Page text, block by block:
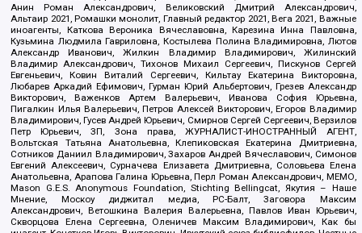
Анин Роман Александрович, Великовский Дмитрий Александрович,
Альтаир 2021, Ромашки монолит, Главный редактор 2021, Вега 2021, Важные
иноагенты, Каткова Вероника Вячеславовна, Карезина Инна Павловна,
Кузьмина Людмила Гавриловна, Костылева Полина Владимировна, Лютов
Александр Иванович, Жилкин Владимир Владимирович, Жилинский
Владимир Александрович, Тихонов Михаил Сергеевич, Пискунов Сергей
Евгеньевич, Ковин Виталий Сергеевич, Кильтау Екатерина Викторовна,
Любарев Аркадий Ефимович, Гурман Юрий Альбертович, Грезев Александр
Викторович, Важенков Артем Валерьевич, Иванова София Юрьевна,
Пигалкин Илья Валерьевич, Петров Алексей Викторович, Егоров Владимир
Владимирович, Гусев Андрей Юрьевич, Смирнов Сергей Сергеевич, Верзилов
Петр Юрьевич, ЗП, Зона права, ЖУРНАЛИСТ-ИНОСТРАННЫЙ АГЕНТ,
Вольтская Татьяна Анатольевна, Клепиковская Екатерина Дмитриевна,
Сотников Даниил Владимирович, Захаров Андрей Вячеславович, Симонов
Евгений Алексеевич, Сурначева Елизавета Дмитриевна, Соловьева Елена
Анатольевна, Арапова Галина Юрьевна, Перл Роман Александрович, МЕМО,
Mason G.E.S. Anonymous Foundation, Stichting Bellingcat, Якутия – Наше
Мнение, Москоу диджитал медиа, РС-Балт, Заговора Максим
Александрович, Ветошкина Валерия Валерьевна, Павлов Иван Юрьевич,
Скворцова Елена Сергеевна, Оленичев Максим Владимирович, Как бы